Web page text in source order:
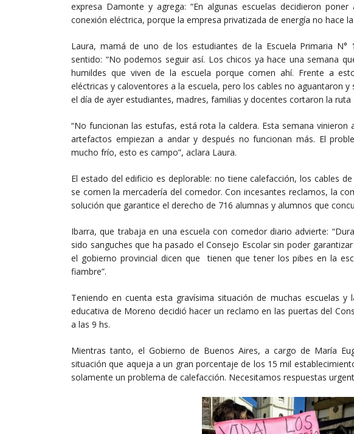
expresa Damonte y agrega: “En algunas escuelas decidieron
conexión eléctrica, porque la empresa privatizada de energía no hace la
Laura, mamá de uno de los estudiantes de la Escuela Primaria
sentido: “No podemos seguir así. Los chicos ya hace una semana
humildes que viven de la escuela porque comen ahí. Frente a
eléctricas y caloventores a la escuela, pero los cables no aguantaron
el día de ayer estudiantes, madres, familias y docentes cortaron la
“No funcionan las estufas, está rota la caldera. Esta semana
artefactos empiezan a andar y después no funcionan más. El
mucho frío, esto es campo”, aclara Laura.
El estado del edificio es deplorable: no tiene calefacción, los cables
se comen la mercadería del comedor. Con incesantes reclamos, la
solución que garantice el derecho de 716 alumnas y alumnos que
Ibarra, que trabaja en una escuela con comedor diario advierte:
sido sanguches que ha pasado el Consejo Escolar sin poder
el gobierno provincial dicen que tienen que tener los pibes en la
fiambre”.
Teniendo en cuenta esta gravísima situación de muchas escuelas y
educativa de Moreno decidió hacer un reclamo en las puertas del
a las 9 hs.
Mientras tanto, el Gobierno de Buenos Aires, a cargo de María
situación que aqueja a un gran porcentaje de los 15 mil
solamente un problema de calefacción. Necesitamos respuestas